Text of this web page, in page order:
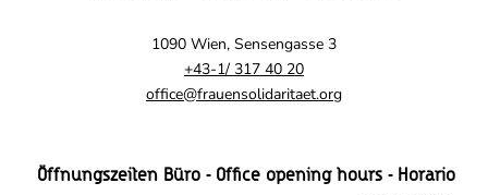
1090 Wien, Sensengasse 3
+43-1/ 317 40 20
office@frauensolidaritaet.org
Öffnungszeiten Büro - Office opening hours - Horario